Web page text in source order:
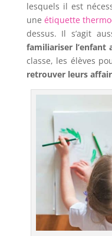
lesquels il est
uneétiquette
dessus. Il s’agit
familiariser l’enfant
classe, les élèves
retrouver leurs